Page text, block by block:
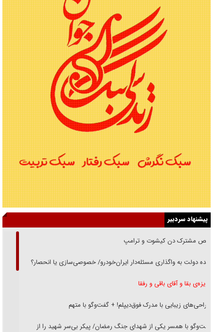
پیشنهاد سردبیر
رقص مشترک دن کیشوت و ترامپ
دنده دولت به واگذاری مسئله‌دار ایران‌خودرو/ خصوصی‌سازی یا انحصار؟
غریزه‌ی بقا و آقای باقی و رفقا
جراحی‌های زیبایی با مدرک فوق‌دیپلم! + گفت‌وگو با متهم
گفت‌وگو با همسر یکی از شهدای جنگ رمضان/ پیکر بی‌سر شهید را از